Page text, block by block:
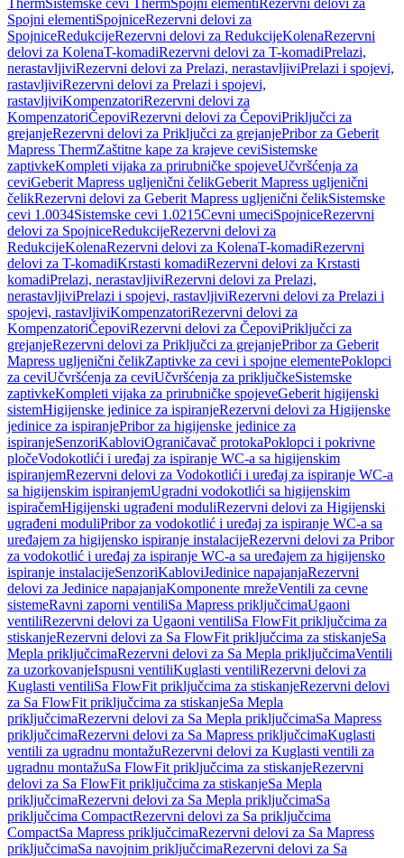
ThermSistemske cevi ThermSpojni elementi Rezervni delovi za
Spojni elementiSpojniceRezervni delovi za
SpojniceRedukcijeRezervni delovi za RedukcijeKolenaRezervni
delovi za KolenaT-komadiRezervni delovi za T-komadiPrelazi,
nerastavljiviRezervni delovi za Prelazi, nerastavljiviPrelazi i spojevi,
rastavljiviRezervni delovi za Prelazi i spojevi,
rastavljiviKompenzatoriRezervni delovi za
KompenzatoriČepoviRezervni delovi za ČepoviPriključci za
grejanjeRezervni delovi za Priključci za grejanjePribor za Geberit
Mapress ThermZaštitne kape za krajeve ceviSistemske
zaptivkeKompleti vijaka za prirubničke spojeveUčvršćenja za
ceviGeberit Mapress ugljenični čelikGeberit Mapress ugljenični
čelikRezervni delovi za Geberit Mapress ugljenični čelikSistemske
cevi 1.0034Sistemske cevi 1.0215Cevni umeciSpojniceRezervni
delovi za SpojniceRedukcijeRezervni delovi za
RedukcijeKolenaRezervni delovi za KolenaT-komadiRezervni
delovi za T-komadiKrstasti komadiRezervni delovi za Krstasti
komadiPrelazi, nerastavljiviRezervni delovi za Prelazi,
nerastavljiviPrelazi i spojevi, rastavljiviRezervni delovi za Prelazi i
spojevi, rastavljiviKompenzatoriRezervni delovi za
KompenzatoriČepoviRezervni delovi za ČepoviPriključci za
grejanjeRezervni delovi za Priključci za grejanjePribor za Geberit
Mapress ugljenični čelikZaptivke za cevi i spojne elementePoklopci
za ceviUčvršćenja za ceviUčvršćenja za priključkeSistemske
zaptivkeKompleti vijaka za prirubničke spojeveGeberit higijenski
sistemHigijenske jedinice za ispiranjeRezervni delovi za Higijenske
jedinice za ispiranjePribor za higijenske jedinice za
ispiranjeSenzoriKabloviOgraničavač protokaPoklopci i pokrivne
pločeVodokotlići i uređaj za ispiranje WC-a sa higijenskim
ispiranjemRezervni delovi za Vodokotlići i uređaj za ispiranje WC-a
sa higijenskim ispiranjemUgradni vodokotlići sa higijenskim
ispiračemHigijenski ugrađeni moduliRezervni delovi za Higijenski
ugrađeni moduliPribor za vodokotlić i uređaj za ispiranje WC-a sa
uređajem za higijensko ispiranje instalacijeRezervni delovi za Pribor
za vodokotlić i uređaj za ispiranje WC-a sa uređajem za higijensko
ispiranje instalacijeSenzoriKabloviJedinice napajanjaRezervni
delovi za Jedinice napajanjaKomponente mrežeVentili za cevne
sistemeRavni zaporni ventiliSa Mapress priključcimaUgaoni
ventiliRezervni delovi za Ugaoni ventiliSa FlowFit priključcima za
stiskanjeRezervni delovi za Sa FlowFit priključcima za stiskanjeSa
Mepla priključcimaRezervni delovi za Sa Mepla priključcimaVentili
za uzorkovanjeIspusni ventiliKuglasti ventiliRezervni delovi za
Kuglasti ventiliSa FlowFit priključcima za stiskanjeRezervni delovi
za Sa FlowFit priključcima za stiskanjeSa Mepla
priključcimaRezervni delovi za Sa Mepla priključcimaSa Mapress
priključcimaRezervni delovi za Sa Mapress priključcimaKuglasti
ventili za ugradnu montažuRezervni delovi za Kuglasti ventili za
ugradnu montažuSa FlowFit priključcima za stiskanjeRezervni
delovi za Sa FlowFit priključcima za stiskanjeSa Mepla
priključcimaRezervni delovi za Sa Mepla priključcimaSa
priključcima CompactRezervni delovi za Sa priključcima
CompactSa Mapress priključcimaRezervni delovi za Sa Mapress
priključcimaSa navojnim priključcimaRezervni delovi za Sa